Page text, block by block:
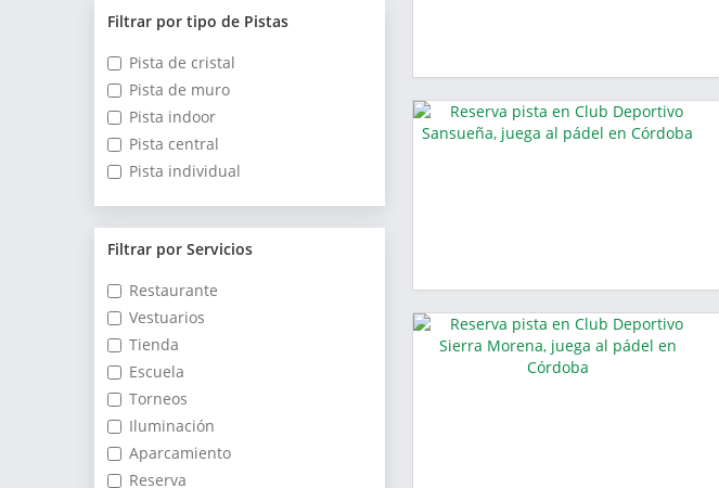
Filtrar por tipo de Pistas
Pista de cristal
Pista de muro
Pista indoor
Pista central
Pista individual
Filtrar por Servicios
Restaurante
Vestuarios
Tienda
Escuela
Torneos
Iluminación
Aparcamiento
Reserva